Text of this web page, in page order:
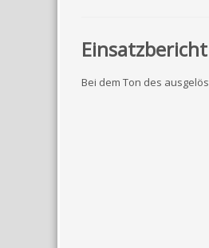
Bei dem Ton des